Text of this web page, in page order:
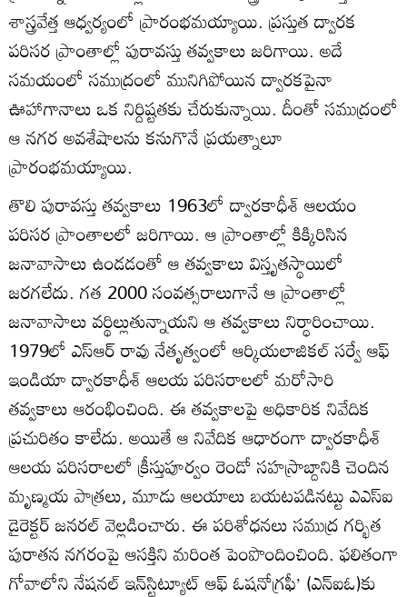
శాస్త్రవేత్త ఆధ్వర్యంలో ప్రారంభమయ్యాయి. ప్రస్తుత ద్వారక
పరిసర ప్రాంతాల్లో పురావస్తు తవ్వకాలు జరిగాయి. అదే
సమయంలో సముద్రంలో మునిగిపోయిన ద్వారకపైనా
ఊహాగానాలు ఒక నిర్దిష్టతకు చేరుకున్నాయి. దీంతో సముద్రంలో
ఆ నగర అవశేషాలను కనుగొనే ప్రయత్నాలూ
ప్రారంభమయ్యాయి.
తొలి పురావస్తు తవ్వకాలు 1963లో ద్వారకాధీశ్ ఆలయం
పరిసర ప్రాంతాలలో జరిగాయి. ఆ ప్రాంతాల్లో కిక్కిరిసిన
జనావాసాలు ఉండడంతో ఆ తవ్వకాలు విస్తృతస్థాయిలో
జరగలేదు. గత 2000 సంవత్సరాలుగానే ఆ ప్రాంతాల్లో
జనావాసాలు వర్థిల్లుతున్నాయని ఆ తవ్వకాలు నిర్ధారించాయి.
1979లో ఎస్ఆర్ రావు నేతృత్వంలో ఆర్కియలాజికల్ సర్వే ఆఫ్
ఇండియా ద్వారకాధీశ్ ఆలయ పరిసరాలలో మరోసారి
తవ్వకాలు ఆరంభించింది. ఈ తవ్వకాలపై అధికారిక నివేదిక
ప్రచురితం కాలేదు. అయితే ఆ నివేదిక ఆధారంగా ద్వారకాధీశ్
ఆలయ పరిసరాలలో క్రీస్తుపూర్వం రెండో సహస్రాబ్దానికి చెందిన
మృణ్మయ పాత్రలు, మూడు ఆలయాలు బయటపడినట్టు ఎఎస్ఐ
డైరెక్టర్ జనరల్ వెల్లడించారు. ఈ పరిశోధనలు సముద్ర గర్భిత
పురాతన నగరంపై ఆసక్తిని మరింత పెంపొందించింది. ఫలితంగా
గోవాలోని నేషనల్ ఇన్‌స్టిట్యూట్ ఆఫ్ ఓషనోగ్రఫీ’ (ఎన్ఐఓ)కు